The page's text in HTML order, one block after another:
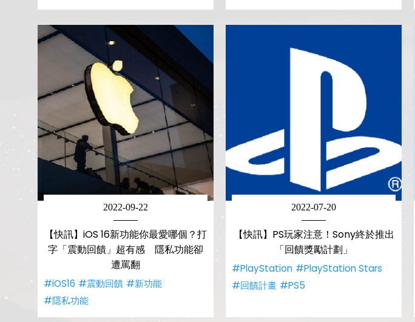
2022-09-22
【快訊】iOS 16新功能你最愛哪個？打
字「震動回饋」超有感 隱私功能卻
遭罵翻
#iOS16 #震動回饋 #新功能
#隱私功能
2022-07-20
【快訊】PS玩家注意！Sony終於推出
「回饋獎勵計劃」
#PlayStation #PlayStation Stars
#回饋計畫 #PS5